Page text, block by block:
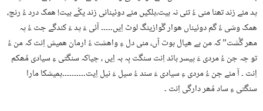
پد مئے زند تھنا منی ءُ تئی نہ بیت،بلکیں مئے دوئینانی زند یکّے بیت! ھمک درد ءُ رنج،
ھمک وشی ءُ گم دوئیناں ھوار گْوازینگ لوٹ اِیں۔۔۔۔۔ آئی ءَ پد ءَ کندگے جت ءُ پہ
مھر گُشت” کہ من بے ھیال بوت آں، منی دل ءِ واھشت ءُ ارمان ھمیش اِنت کہ من ءُ
تو چہ جن ءُ مردی ءَ پیسر بائد اِنت سنگت بِہ بہ اِیں ، چیاکہ سنگتی ءِ سیادی مُھکم
اِنت ۔ آ مئے جن ءُ مردی ءِ سیادی ءَ سند ءُ سیل ءَ نیل اِیت۔۔۔۔۔۔۔۔۔۔پمیشکا مارا
سنگتی ءِ ساد مُھر دارگی اِنت ۔